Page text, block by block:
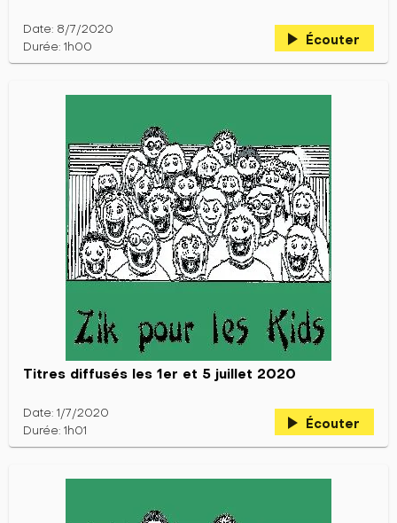
Date: 8/7/2020
Durée: 1h00
play_arrow Écouter
Titres diffusés les 1er et 5 juillet 2020
Date: 1/7/2020
Durée: 1h01
play_arrow Écouter